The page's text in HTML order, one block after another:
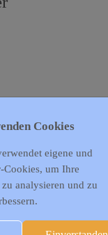
zu Monat
Cookies
eigene und
Cookies, um Ihre
analysieren und zu